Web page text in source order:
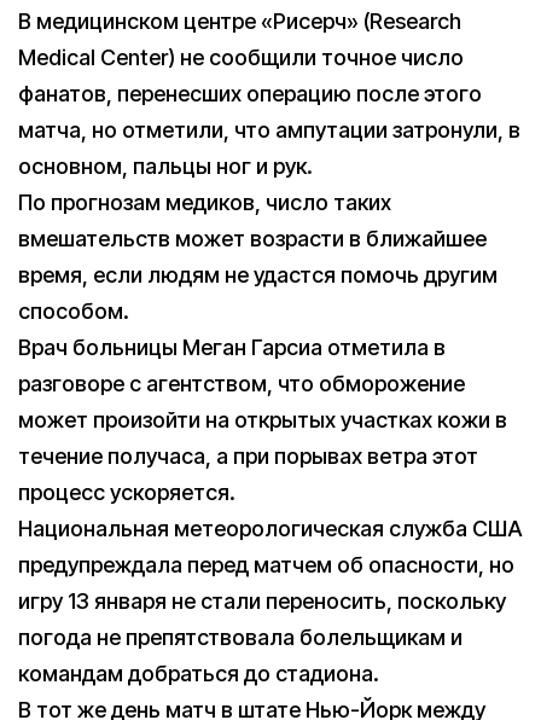
В медицинском центре «Рисерч» (Research
Medical Center) не сообщили точное число
фанатов, перенесших операцию после этого
матча, но отметили, что ампутации затронули, в
основном, пальцы ног и рук.
По прогнозам медиков, число таких
вмешательств может возрасти в ближайшее
время, если людям не удастся помочь другим
способом.
Врач больницы Меган Гарсиа отметила в
разговоре с агентством, что обморожение
может произойти на открытых участках кожи в
течение получаса, а при порывах ветра этот
процесс ускоряется.
Национальная метеорологическая служба США
предупреждала перед матчем об опасности, но
игру 13 января не стали переносить, поскольку
погода не препятствовала болельщикам и
командам добраться до стадиона.
В тот же день матч в штате Нью-Йорк между